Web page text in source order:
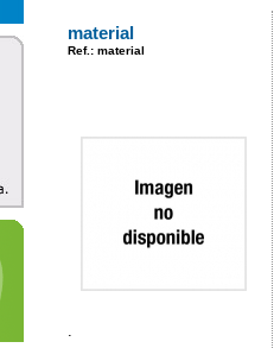
material
Ref.: material
.